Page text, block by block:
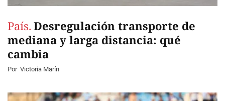
País. Desregulación transporte de
mediana y larga distancia: qué
cambia
Por Victoria Marín